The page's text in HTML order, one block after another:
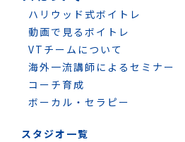
ハリウッド式ボイトレ
動画で見るボイトレ
VTチームについて
海外一流講師によるセミナー
コーチ育成
ボーカル・セラピー
スタジオ一覧